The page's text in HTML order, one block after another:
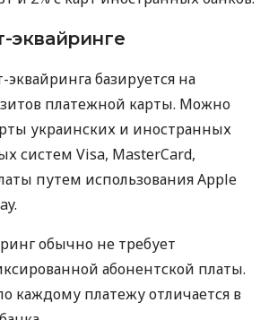
эквайринге
эквайринга базируется на
платежной карты. Можно
украинских и иностранных
систем Visa, MasterCard,
путем использования Apple
обычно не требует
абонентской платы.
каждому платежу отличается в